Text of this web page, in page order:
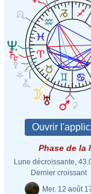
Phase de la
Lune décroissante,
Dernier croissant
Mer. 12 août